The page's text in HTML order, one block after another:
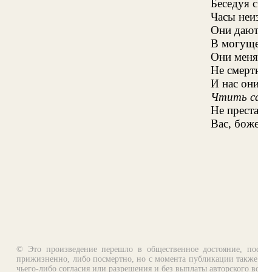
Беседуя
Часы
Они дают
В
Они меня
Не
И нас
Чтить
Не
Вас,
© Это произведение перешло в общественное достояние,
прижизненно, либо посмертно, но с момента публикации
чьего-либо согласия или разрешения и без выплаты авторского